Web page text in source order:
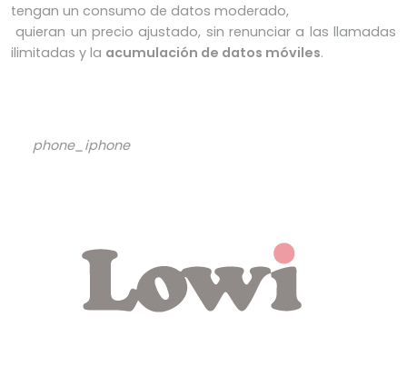
tengan un consumo de datos moderado,
quieran un precio ajustado, sin renunciar a las llamadas
ilimitadas y la acumulación de datos móviles.
phone_iphone